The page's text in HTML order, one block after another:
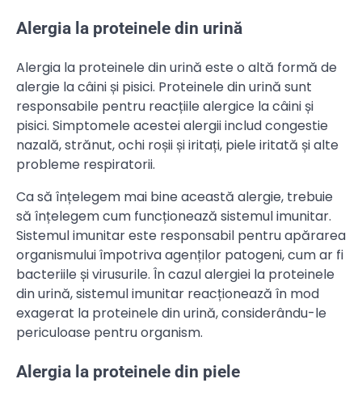
Alergia la proteinele din urină
Alergia la proteinele din urină este o altă formă de
alergie la câini și pisici. Proteinele din urină sunt
responsabile pentru reacțiile alergice la câini și
pisici. Simptomele acestei alergii includ congestie
nazală, strănut, ochi roșii și iritați, piele iritată și alte
probleme respiratorii.
Ca să înțelegem mai bine această alergie, trebuie
să înțelegem cum funcționează sistemul imunitar.
Sistemul imunitar este responsabil pentru apărarea
organismului împotriva agenților patogeni, cum ar fi
bacteriile și virusurile. În cazul alergiei la proteinele
din urină, sistemul imunitar reacționează în mod
exagerat la proteinele din urină, considerându-le
periculoase pentru organism.
Alergia la proteinele din piele